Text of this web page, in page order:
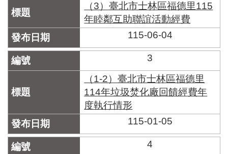
化
文
化
資
產
臺
北
區
里
界
說
（3）臺北市士林區福德里115
年睦鄰互助聯誼活動經費
115-06-04
3
（1-2）臺北市士林區福德里
114年垃圾焚化廠回饋經費年
度執行情形
115-01-05
4